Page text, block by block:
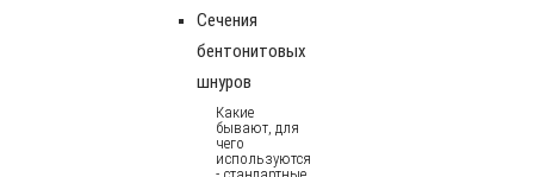
Сечения
бентонитовых
шнуров
Какие
бывают, для
чего
используются